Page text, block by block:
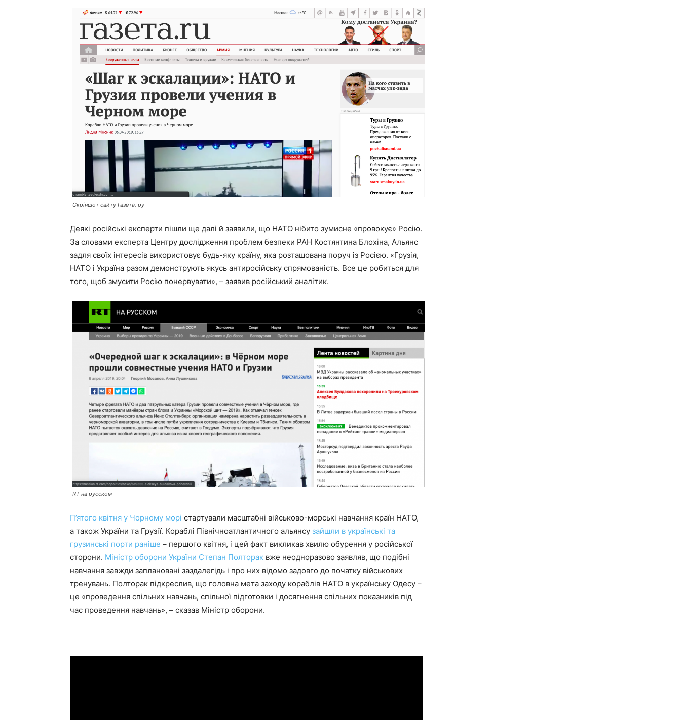
Скріншот сайту Газета. ру
Деякі російські експерти пішли ще далі й заявили, що НАТО нібито зумисне «провокує» Росію.
За словами експерта Центру дослідження проблем безпеки РАН Костянтина Блохіна, Альянс
задля своїх інтересів використовує будь-яку країну, яка розташована поруч із Росією. «Грузія,
НАТО і Україна разом демонструють якусь антиросійську спрямованість. Все це робиться для
того, щоб змусити Росію понервувати», – заявив російський аналітик.
RT на русском
П’ятого квітня у Чорному морі стартували масштабні військово-морські навчання країн НАТО,
а також України та Грузії. Кораблі Північноатлантичного альянсу зайшли в українські та
грузинські порти раніше – першого квітня, і цей факт викликав хвилю обурення у російської
сторони. Міністр оборони України Степан Полторак вже неодноразово заявляв, що подібні
навчання завжди заплановані заздалегідь і про них відомо задовго до початку військових
тренувань. Полторак підкреслив, що головна мета заходу кораблів НАТО в українську Одесу –
це «проведення спільних навчань, спільної підготовки і досягнення спільних показників під
час проведення навчань», – сказав Міністр оборони.